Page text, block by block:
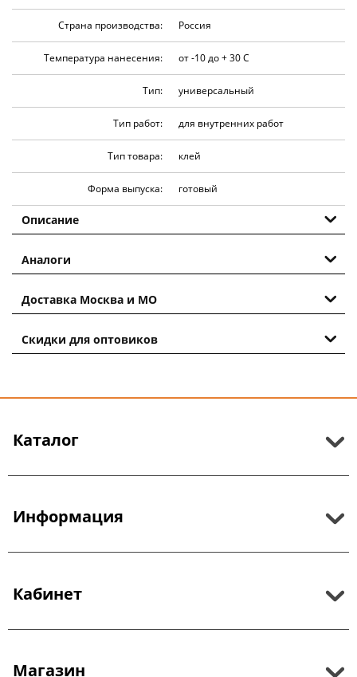
Страна производства: Россия
Температура нанесения: от -10 до + 30 C
Тип: универсальный
Тип работ: для внутренних работ
Тип товара: клей
Форма выпуска: готовый
Описание
Аналоги
Доставка Москва и МО
Скидки для оптовиков
Каталог
Информация
Кабинет
Магазин